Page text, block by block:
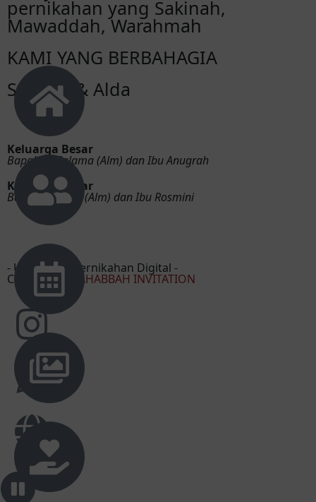
Theo Datubala & Keluarga
Selamat ya daeng Acok. Semoga bahagia
memisahkan....amien
Didik
Selamat co semoga menjadu keluarga yang
Samawa 🙏🏽 sukses selalu buat kita semua
Suwardi
Semoga menjadi keluarga yang SAMAWA....
Suriansah
Slamat menempuh hidup baru bos q
Nurasyah
Selamat beb, akhirnya ada juga satu
angkatan yg nikah. Maaf ndk bisa datang
karena suatu hal selamat menempuh
lembaran baru Alda
Lisa
Selamat ya semoga di lancarkan segala
samawa semogaa langgeng sampai kakek
nenek selamat berbahagia bestie hehe maaf
tdk bisa hadir😊
pernikahan yang Sakinah,
Mawaddah, Warahmah
KAMI YANG BERBAHAGIA
Syahrul & Alda
Keluarga Besar
Bapak La Salama (Alm) dan Ibu Anugrah
Keluarga Besar
Bapak Mustafa (Alm) dan Ibu Rosmini
- Undangan Pernikahan Digital -
Created by MAHABBAH INVITATION